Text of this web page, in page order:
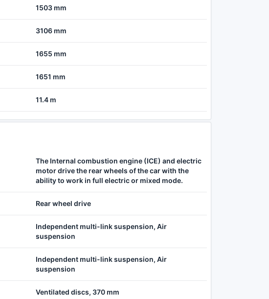
1503 mm
3106 mm
1655 mm
1651 mm
11.4 m
The Internal combustion engine (ICE) and electric
motor drive the rear wheels of the car with the
ability to work in full electric or mixed mode.
Rear wheel drive
Independent multi-link suspension, Air
suspension
Independent multi-link suspension, Air
suspension
Ventilated discs, 370 mm